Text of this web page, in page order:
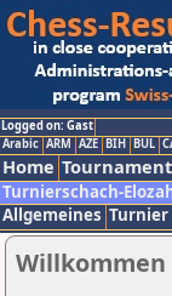
Logged on: Gast
Arabic ARM AZE BIH BUL
Home
Turnierschach-
Allgemeines Turnier
Willkommen